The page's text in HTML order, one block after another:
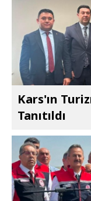
Kars'ın
Tanıtıldı